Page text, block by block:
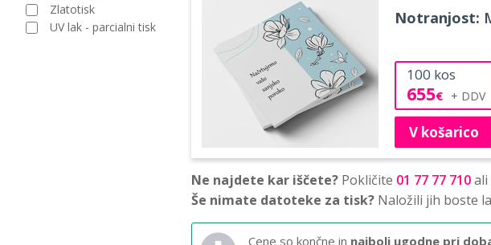
Zlatotisk
UV lak - parcialni tisk
Notranjost:
100 kos
655€
V košarico
Ne najdete kar iščete? Pokličite 01 77 77 710ali
Še nimate datoteke za tisk? Naložili jih boste
Cene so končne in najbolj ugodne pri